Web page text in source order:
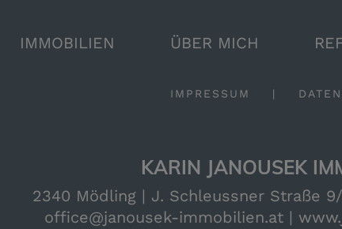
IMMOBILIEN ÜBER MICH
IMPRESSUM |
KARIN JANOUSEK
2340 Mödling | J. Schleussner Straße
office@janousek-immobilien.at |